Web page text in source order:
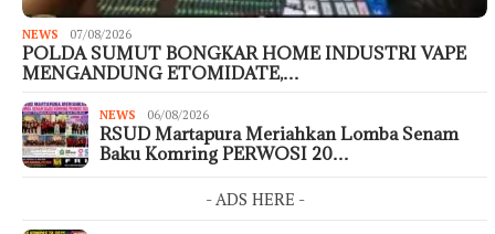
NEWS 07/08/2026
POLDA SUMUT BONGKAR HOME INDUSTRI VAPE
MENGANDUNG ETOMIDATE,…
NEWS 06/08/2026
RSUD Martapura Meriahkan Lomba Senam
Baku Komring PERWOSI 20…
- ADS HERE -